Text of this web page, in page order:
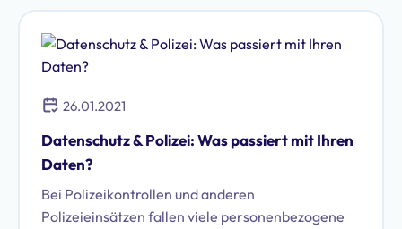
Werbeanzeigen.
26.01.2021
Datenschutz & Polizei: Was passiert mit Ihren
Daten?
Bei Polizeikontrollen und anderen
Polizeieinsätzen fallen viele personenbezogene